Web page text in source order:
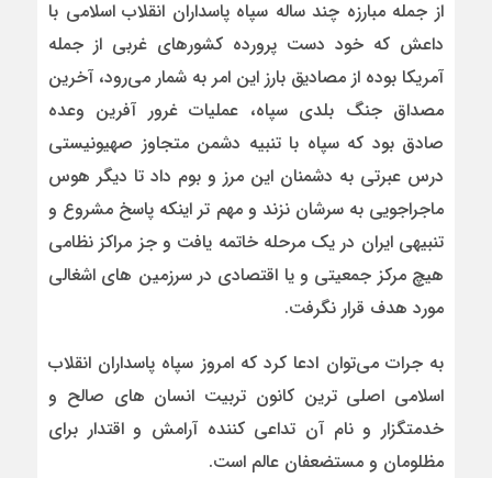
از جمله مبارزه چند ساله سپاه پاسداران انقلاب اسلامی با
داعش که خود دست پرورده کشورهای غربی از جمله
آمریکا بوده از مصادیق بارز این امر به شمار می‌رود، آخرین
مصداق جنگ بلدی سپاه، عملیات غرور آفرین وعده
صادق بود که سپاه با تنبیه دشمن متجاوز صهیونیستی
درس عبرتی به دشمنان این مرز و بوم داد تا دیگر هوس
ماجراجویی به سرشان نزند و مهم تر اینکه پاسخ مشروع و
تنبیهی ایران در یک مرحله خاتمه یافت و جز مراکز نظامی
هیچ مرکز جمعیتی و یا اقتصادی در سرزمین های اشغالی
مورد هدف قرار نگرفت.
به جرات می‌توان ادعا کرد که امروز سپاه پاسداران انقلاب
اسلامی اصلی ترین کانون تربیت انسان های صالح و
خدمتگزار و نام آن تداعی کننده آرامش و اقتدار برای
مظلومان و مستضعفان عالم است.